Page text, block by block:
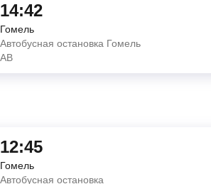
14:42
Гомель
Автобусная остановка Гомель
АВ
12:45
Гомель
Автобусная остановка